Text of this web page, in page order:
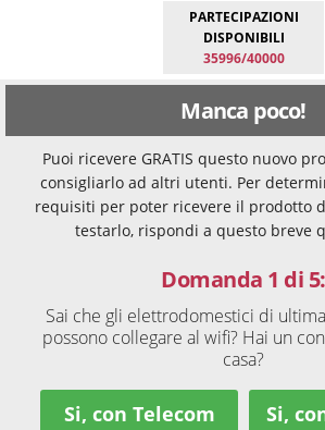
PARTECIPAZIONI
DISPONIBILI
35996/40000
Manca poco!
Puoi ricevere GRATIS questo nuovo
consigliarlo ad altri utenti. Per
requisiti per poter ricevere il prodotto
testarlo, rispondi a questo breve
Domanda 1 di 5:
Sai che gli elettrodomestici di
possono collegare al wifi? Hai un
casa?
Si, con Telecom Si,